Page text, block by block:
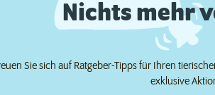
Nichts mehr
Sie sich auf Ratgeber-Tipps für Ihren
exklusive